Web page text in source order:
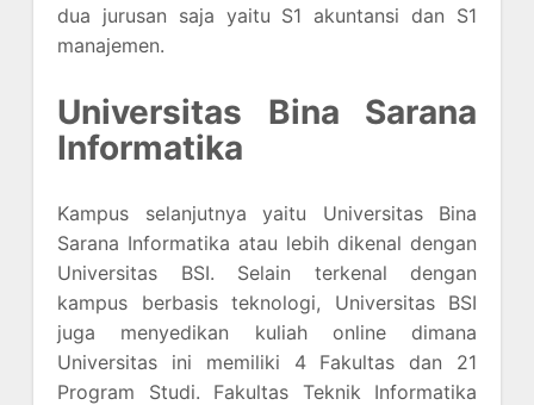
dua jurusan saja yaitu S1 akuntansi dan S1
manajemen.
Universitas Bina Sarana
Informatika
Kampus selanjutnya yaitu Universitas Bina
Sarana Informatika atau lebih dikenal dengan
Universitas BSI. Selain terkenal dengan
kampus berbasis teknologi, Universitas BSI
juga menyedikan kuliah online dimana
Universitas ini memiliki 4 Fakultas dan 21
Program Studi. Fakultas Teknik Informatika